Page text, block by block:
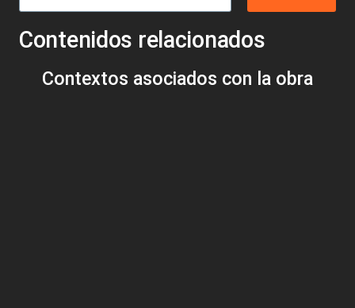
Contenidos relacionados
Contextos asociados con la obra